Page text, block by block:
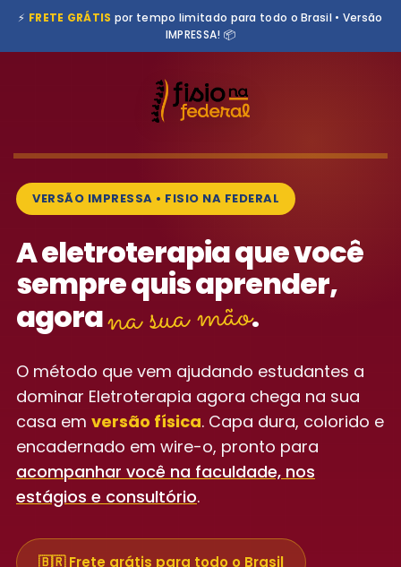
⚡ FRETE GRÁTIS por tempo limitado para todo o Brasil • Versão
IMPRESSA! 📦
VERSÃO IMPRESSA • FISIO NA FEDERAL
A eletroterapia que você
sempre quis aprender,
agorana sua mão.
O método que vem ajudando estudantes a
dominar Eletroterapia agora chega na sua
casa em versão física. Capa dura, colorido e
encadernado em wire-o, pronto para
acompanhar você na faculdade, nos
estágios e consultório.
🇧🇷 Frete grátis para todo o Brasil